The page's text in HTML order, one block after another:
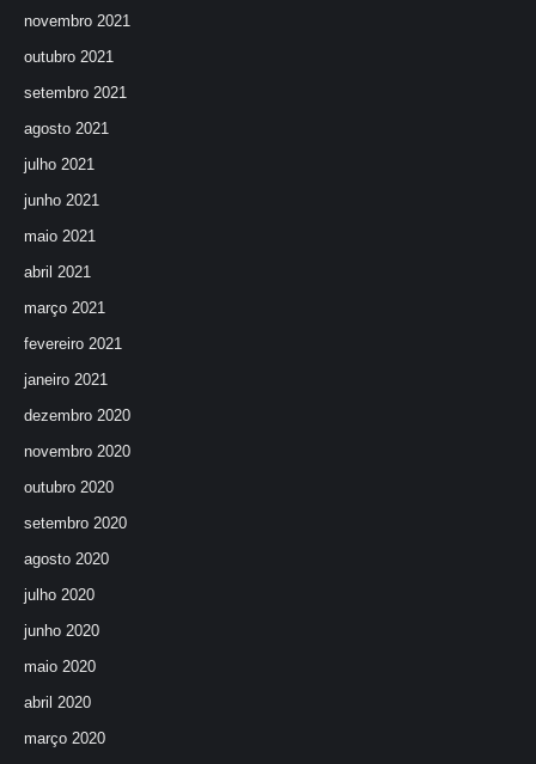
novembro 2021
outubro 2021
setembro 2021
agosto 2021
julho 2021
junho 2021
maio 2021
abril 2021
março 2021
fevereiro 2021
janeiro 2021
dezembro 2020
novembro 2020
outubro 2020
setembro 2020
agosto 2020
julho 2020
junho 2020
maio 2020
abril 2020
março 2020